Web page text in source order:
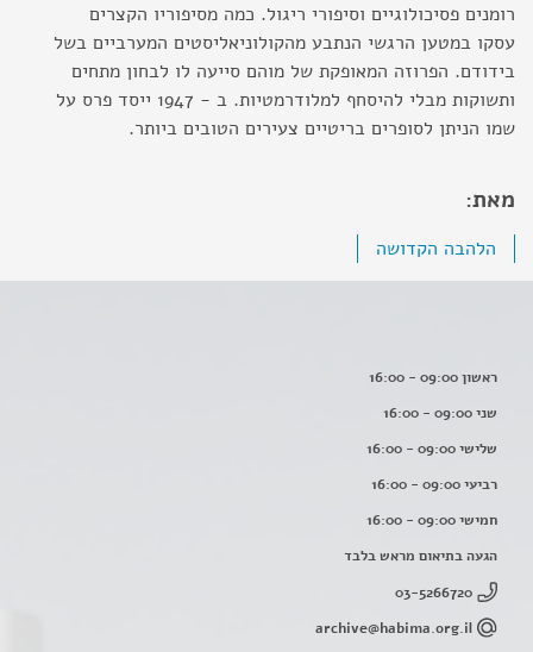
רומנים פסיכולוגיים וסיפורי ריגול. כמה מסיפוריו הקצרים
עסקו במטען הרגשי הנתבע מהקולוניאליסטים המערביים בשל
בידודם. הפרוזה המאופקת של מוהם סייעה לו לבחון מתחים
ותשוקות מבלי להיסחף למלודרמטיות. ב - 1947 ייסד פרס על
שמו הניתן לסופרים בריטיים צעירים הטובים ביותר.
מאת:
הלהבה הקדושה
ראשון 09:00 - 16:00
שני 09:00 - 16:00
שלישי 09:00 - 16:00
רביעי 09:00 - 16:00
חמישי 09:00 - 16:00
הגעה בתיאום מראש בלבד
03-5266720
archive@habima.org.il